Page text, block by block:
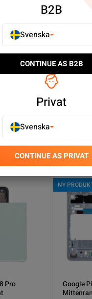
NY PRODUKT
Google
Cover
Pro
NY
Google
B2B
Svenska
CONTINUE AS B2B
Privat
Svenska
CONTINUE AS PRIVAT